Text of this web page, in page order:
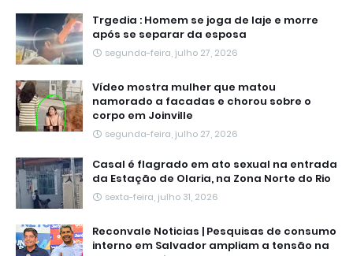
Trgedia : Homem se joga de laje e morre
após se separar da esposa
segunda-feira, julho 27, 2026
Vídeo mostra mulher que matou
namorado a facadas e chorou sobre o
corpo em Joinville
segunda-feira, julho 27, 2026
Casal é flagrado em ato sexual na entrada
da Estação de Olaria, na Zona Norte do Rio
sexta-feira, julho 31, 2026
Reconvale Noticias | Pesquisas de consumo
interno em Salvador ampliam a tensão na